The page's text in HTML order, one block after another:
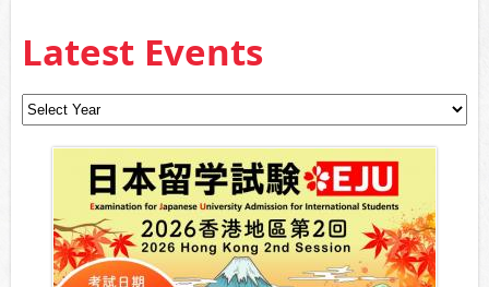
Latest Events